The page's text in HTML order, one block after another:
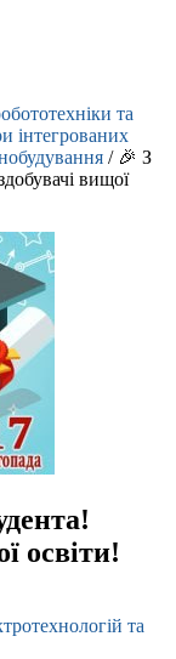
та
інтегрованих
/ 🎉 З
вищої
освіти!
та